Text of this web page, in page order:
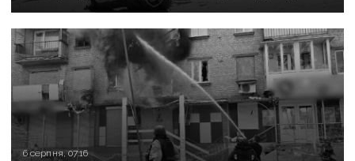
критично зруйнована
6 серпня, 07:16